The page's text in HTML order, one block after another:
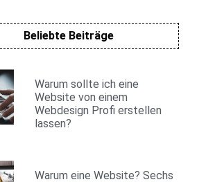
Beliebte Beiträge
Warum sollte ich eine
Website von einem
Webdesign Profi erstellen
lassen?
Warum eine Website? Sechs